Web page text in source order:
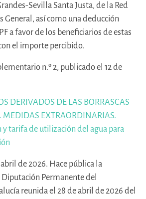
Sevilla Santa Justa, de la Red
General, así como una deducción
a favor de los beneficiarios de estas
el importe percibido.
n.º 2, publicado el 12 de
DERIVADOS DE LAS BORRASCAS
MEDIDAS EXTRAORDINARIAS.
y tarifa de utilización del agua para
de 2026. Hace pública la
Permanente del
reunida el 28 de abril de 2026 del